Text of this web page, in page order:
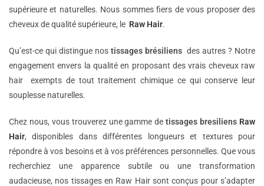
supérieure et naturelles. Nous sommes fiers de vous proposer des
cheveux de qualité supérieure, le Raw Hair.
Qu’est-ce qui distingue nos tissages brésiliens des autres ? Notre
engagement envers la qualité en proposant des vrais cheveux raw
hair exempts de tout traitement chimique ce qui conserve leur
souplesse naturelles.
Chez nous, vous trouverez une gamme detissages bresiliens Raw
Hair, disponibles dans différentes longueurs et textures pour
répondre à vos besoins et à vos préférences personnelles. Que vous
recherchiez une apparence subtile ou une transformation
audacieuse, nos tissages en Raw Hair sont conçus pour s’adapter